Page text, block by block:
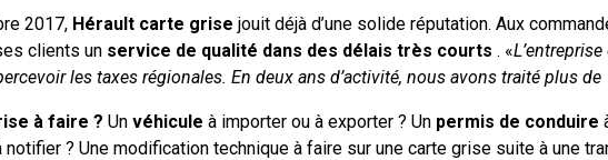
2017, Hérault carte grise jouit déjà d’une solide réputation. Aux
clients un service de qualité dans des délais très courts . «
les taxes régionales. En deux ans d’activité, nous avons traité plus
à faire ? Un véhicule à importer ou à exporter ? Un permis de conduire
notifier ? Une modification technique à faire sur une carte grise suite à une